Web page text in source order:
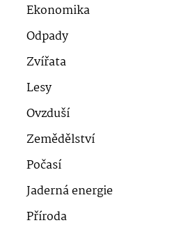
Ekonomika
Odpady
Zvířata
Lesy
Ovzduší
Zemědělství
Počasí
Jaderná energie
Příroda